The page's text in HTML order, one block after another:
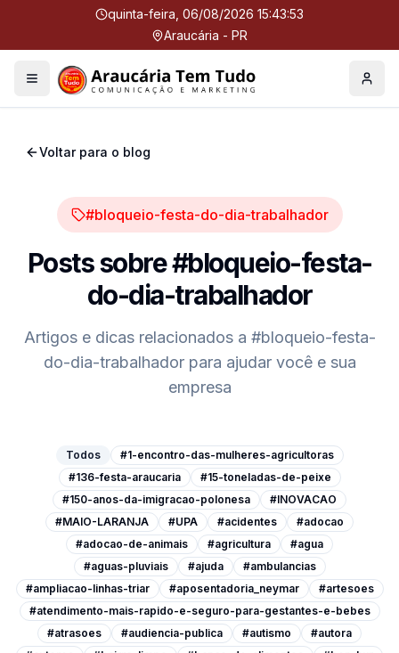
quinta-feira, 06/08/2026 15:43:53
Araucária - PR
Menu Perfil
Voltar para o blog
#bloqueio-festa-do-dia-trabalhador
Posts sobre#bloqueio-festa-
do-dia-trabalhador
Artigos e dicas relacionados a #bloqueio-festa-
do-dia-trabalhadorpara ajudar você e sua
empresa
Todos
#1-encontro-das-mulheres-agricultoras
#136-festa-araucaria
#15-toneladas-de-peixe
#150-anos-da-imigracao-polonesa
#INOVACAO
#MAIO-LARANJA
#UPA #acidentes
#adocao
#adocao-de-animais
#agricultura
#agua
#aguas-pluviais
#ajuda
#ambulancias
#ampliacao-linhas-triar
#aposentadoria_neymar
#artesoes
#atendimento-mais-rapido-e-seguro-para-gestantes-e-bebes
#atrasoes
#audiencia-publica #autismo
#autora